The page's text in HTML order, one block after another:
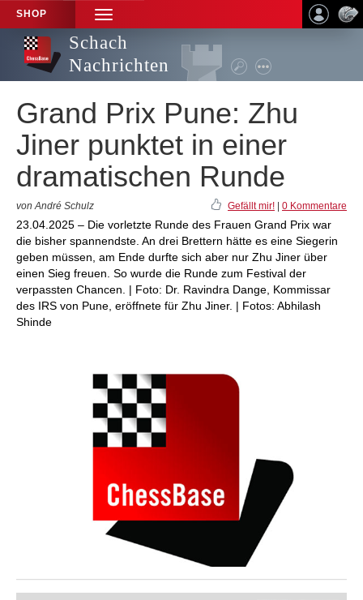
SHOP
TOGGLE
NAVIGATION
Schach
Nachrichten
Grand Prix Pune: Zhu
Jiner punktet in einer
dramatischen Runde
von André Schulz Gefällt mir! 0 Kommentare
23.04.2025 – Die vorletzte Runde des Frauen Grand Prix war
die bisher spannendste. An drei Brettern hätte es eine Siegerin
geben müssen, am Ende durfte sich aber nur Zhu Jiner über
einen Sieg freuen. So wurde die Runde zum Festival der
verpassten Chancen. | Foto: Dr. Ravindra Dange, Kommissar
des IRS von Pune, eröffnete für Zhu Jiner. | Fotos: Abhilash
Shinde